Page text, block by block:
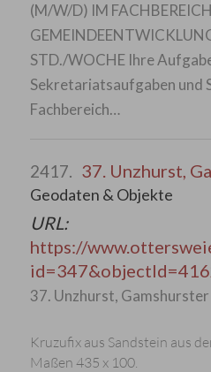
(M/W/D) IM
STD./WOCHE Ihre
Sekretariatsaufgaben und
Fachbereich…
2417. 37. Unzhurst,
Geodaten & Objekte
URL:
https://
37. Unzhurst,
Kruzufix aus Sandstein aus
Maßen 435 x 100.